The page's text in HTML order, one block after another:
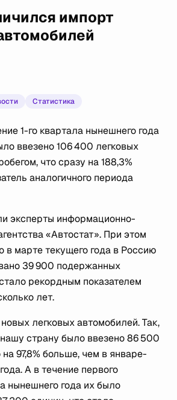
автомобилей в Россию
импорт
Статистика
1-го квартала нынешнего года
ввезено 106 400 легковых
что сразу на 188,3%
аналогичного периода
эксперты информационно-
«Автостат». При этом
в марте текущего года в Россию
39 900 подержанных
рекордным показателем
лет.
легковых автомобилей. Так,
страну было ввезено 86 500
97,8% больше, чем в январе-
А в течение первого
нынешнего года их было